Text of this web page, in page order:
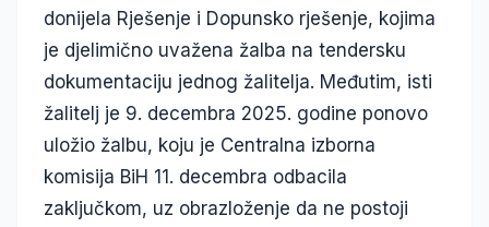
donijela Rješenje i Dopunsko rješenje, kojima
je djelimično uvažena žalba na tendersku
dokumentaciju jednog žalitelja. Međutim, isti
žalitelj je 9. decembra 2025. godine ponovo
uložio žalbu, koju je Centralna izborna
komisija BiH 11. decembra odbacila
zaključkom, uz obrazloženje da ne postoji